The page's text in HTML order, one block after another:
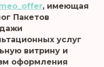
, имеющая
Пакетов
услуг
витрину и
оформления